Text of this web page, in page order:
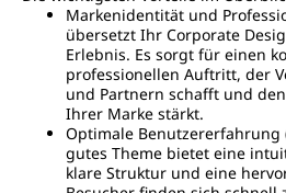
Markenidentität und
übersetzt Ihr Corporate
Erlebnis. Es sorgt für einen
professionellen Auftritt, der
und Partnern schafft und
Ihrer Marke stärkt.
Optimale Benutzererfahrung
gutes Theme bietet eine
klare Struktur und eine